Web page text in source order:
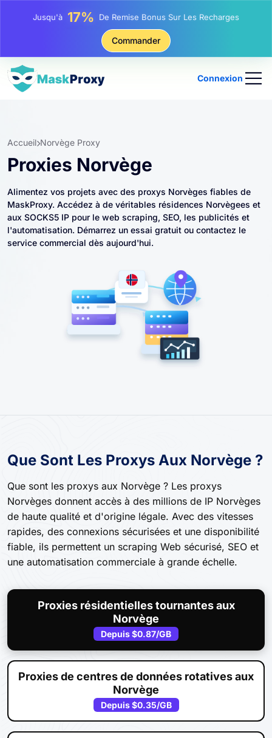
Jusqu'à25%Remise Sur Les Achats Statiques IP
Remise Sur Les Achats Tournants IP
Commander
Connexion
Accueil Norvège Proxy
Proxies Norvège
Alimentez vos projets avec des proxys Norvèges fiables de
MaskProxy. Accédez à de véritables résidences Norvègees et
aux SOCKS5 IP pour le web scraping, SEO, les publicités et
l'automatisation. Démarrez un essai gratuit ou contactez le
service commercial dès aujourd'hui.
Que Sont Les Proxys Aux Norvège ?
Que sont les proxys aux Norvège ? Les proxys
Norvèges donnent accès à des millions de IP Norvèges
de haute qualité et d'origine légale. Avec des vitesses
rapides, des connexions sécurisées et une disponibilité
fiable, ils permettent un scraping Web sécurisé, SEO et
une automatisation commerciale à grande échelle.
Proxies résidentielles tournantes aux
Norvège
Depuis$0.87/GB
Proxies de centres de données rotatives aux
Norvège
Depuis$0.35/GB